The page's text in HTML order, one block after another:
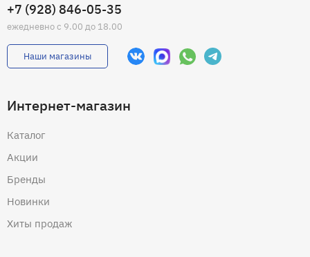
+7 (928) 846-05-35
ежедневно с 9.00 до 18.00
Наши магазины
Интернет-магазин
Каталог
Акции
Бренды
Новинки
Хиты продаж